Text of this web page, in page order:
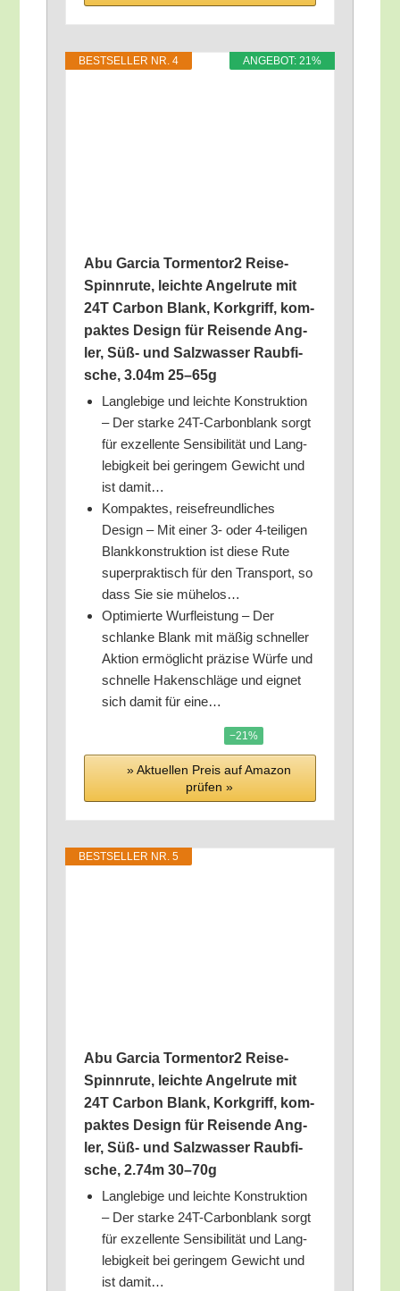
ANGE­BOT: 21%
BEST­SEL­LER NR. 4
Abu Gar­cia Tormentor2 Rei­se-
Spinn­ru­te, leich­te Angel­ru­te mit
24T Car­bon Blank, Kork­griff, kom­
pak­tes Design für Rei­sen­de Ang­
ler, Süß- und Salz­was­ser Raub­fi­
sche, 3.04m 25–65g
Lang­le­bi­ge und leich­te Kon­struk­ti­on
– Der star­ke 24T-Car­bon­blank sorgt
für exzel­len­te Sen­si­bi­li­tät und Lang­
le­big­keit bei gerin­gem Gewicht und
ist damit…
Kom­pak­tes, rei­se­freund­li­ches
Design – Mit einer 3- oder 4‑teiligen
Blank­kon­struk­ti­on ist die­se Rute
super­prak­tisch für den Trans­port, so
dass Sie sie mühelos…
Opti­mier­te Wurf­leis­tung – Der
schlan­ke Blank mit mäßig schnel­ler
Akti­on ermög­licht prä­zi­se Wür­fe und
schnel­le Haken­schlä­ge und eig­net
sich damit für eine…
−21%
» Aktu­el­len Preis auf Ama­zon
prü­fen »
BEST­SEL­LER NR. 5
Abu Gar­cia Tormentor2 Rei­se-
Spinn­ru­te, leich­te Angel­ru­te mit
24T Car­bon Blank, Kork­griff, kom­
pak­tes Design für Rei­sen­de Ang­
ler, Süß- und Salz­was­ser Raub­fi­
sche, 2.74m 30–70g
Lang­le­bi­ge und leich­te Kon­struk­ti­on
– Der star­ke 24T-Car­bon­blank sorgt
für exzel­len­te Sen­si­bi­li­tät und Lang­
le­big­keit bei gerin­gem Gewicht und
ist damit…